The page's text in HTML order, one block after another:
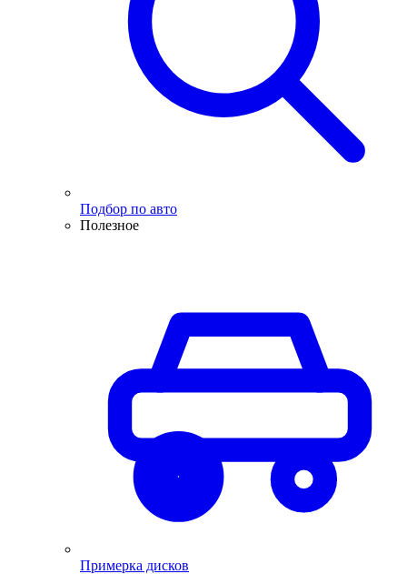
Подбор по авто
Полезное
Примерка дисков